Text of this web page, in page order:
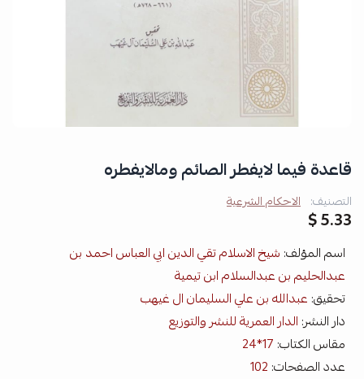
قاعدة فيما لايفطر الصائم ومالايفطره
التصنيف: الاحكام الشرعية
5.33 $
اسم المؤلف: شيخ الاسلام تقي الدين ابي العباس احمد بن
عبدالحليم بن عبدالسلام ابن تيمية
تحقيق: عبدالله بن علي السليمان ال غيهب
دار النشر: الدار العمرية للنشر والتوزيع
مقاس الكتاب: 17*24
عدد الصفحات: 102